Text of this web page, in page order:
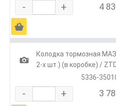
- + 4
Ä
1
Колодка тормозная
2-х шт.) (в коробке) /
5336-
- + 3